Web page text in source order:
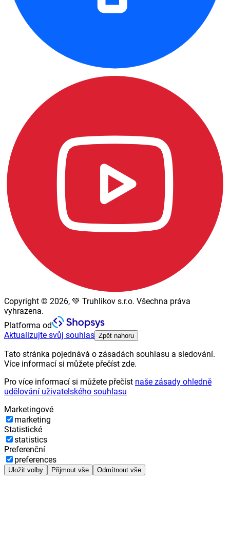
Copyright © 2026, 💚 Truhlikov s.r.o. Všechna práva
vyhrazena.
Platforma od
Aktualizujte svůj souhlas Zpět nahoru
Tato stránka pojednává o zásadách souhlasu a sledování.
Více informací si můžete přečíst zde.
Pro více informací si můžete přečíst naše zásady ohledně
udělování uživatelského souhlasu
Marketingové
marketing
Statistické
statistics
Preferenční
preferences
Uložit volby Přijmout vše Odmítnout vše